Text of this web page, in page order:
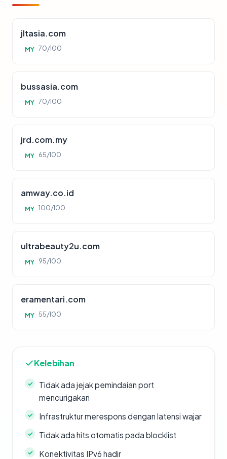
jltasia.com
MY 70/100
bussasia.com
MY 70/100
jrd.com.my
MY 65/100
amway.co.id
MY 100/100
ultrabeauty2u.com
MY 95/100
eramentari.com
MY 55/100
Kelebihan
Tidak ada jejak pemindaian port
mencurigakan
Infrastruktur merespons dengan latensi wajar
Tidak ada hits otomatis pada blocklist
Konektivitas IPv6 hadir